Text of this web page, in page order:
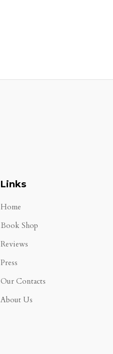
Links
Home
Book Shop
Reviews
Press
Our Contacts
About Us